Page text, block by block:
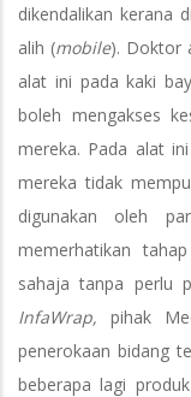
dikendalikan kerana
alih (mobile). Doktor
alat ini pada kaki
boleh mengakses
mereka. Pada alat
mereka tidak
digunakan oleh
memerhatikan
sahaja tanpa perlu
InfaWrap, pihak
penerokaan bidang
beberapa lagi